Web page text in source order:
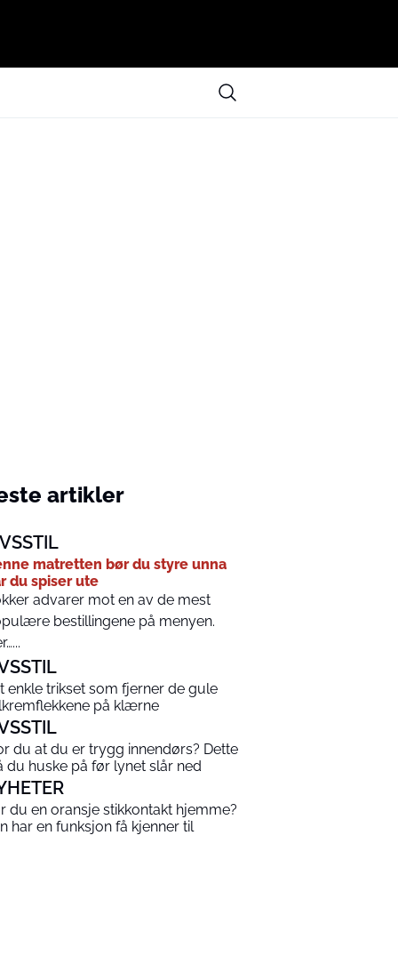
artikler
matretten bør du styre unna
du spiser ute
advarer mot en av de mest
bestillingene på menyen.
enkle trikset som fjerner de gule
på klærne
du at du er trygg innendørs? Dette
du huske på før lynet slår ned
du en oransje stikkontakt hjemme?
har en funksjon få kjenner til